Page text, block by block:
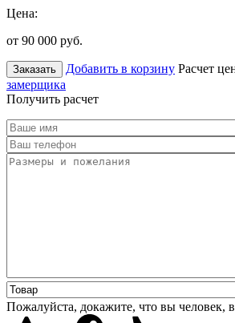
Цена:
от 90 000 руб.
Заказать Добавить в корзину Расчет
замерщика
Получить расчет
Пожалуйста, докажите, что вы человек,